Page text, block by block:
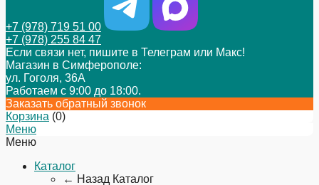
+7 (978) 719 51 00
+7 (978) 255 84 47
Если связи нет, пишите в Телеграм или Макс!
Магазин в Симферополе:
ул. Гоголя, 36А
Работаем с 9:00 до 18:00.
Заказать обратный звонок
Корзина (0)
Меню
Меню
Каталог
← Назад Каталог